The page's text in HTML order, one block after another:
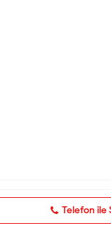
Telefon ile